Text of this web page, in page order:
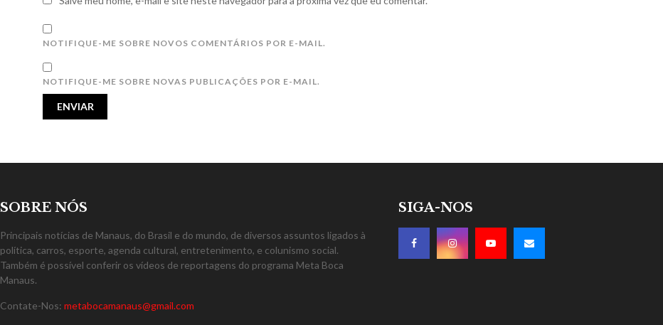
NOTIFIQUE-ME SOBRE NOVOS COMENTÁRIOS POR E-MAIL.
NOTIFIQUE-ME SOBRE NOVAS PUBLICAÇÕES POR E-MAIL.
SOBRE NÓS
Principais notícias de Manaus, do Brasil e do mundo, de diversos assuntos ligados à
política, carros, esporte, agenda cultural, entretenimento, e colunismo social.
Também é possível conferir os vídeos de reportagens do programa Meta Boca
Manaus.
Contate-Nos: metabocamanaus@gmail.com
SIGA-NOS